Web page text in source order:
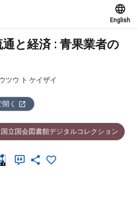
English
通と経済 : 青果業者の
ツウ ト ケイザイ
く
国立国会図書館デジタルコレクション